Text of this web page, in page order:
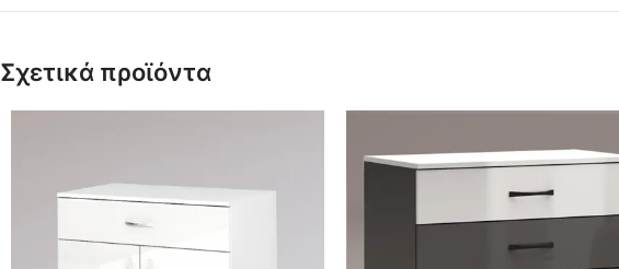
Σχετικά προϊόντα